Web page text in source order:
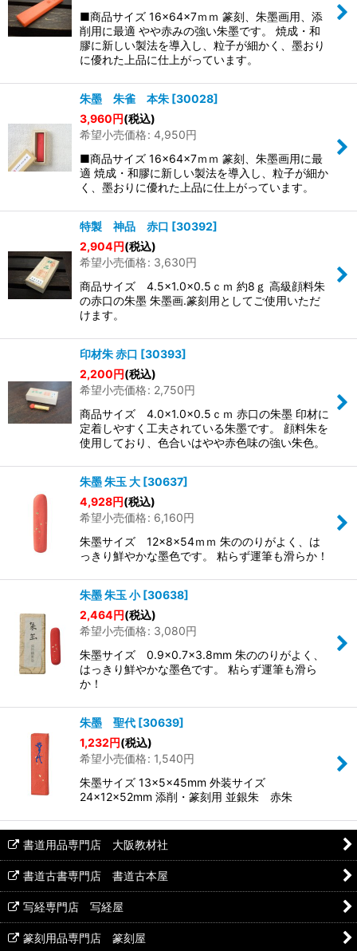
■商品サイズ 16×64×7ｍｍ 篆刻、朱墨画用、添
削用に最適 やや赤みの強い朱墨です。 焼成・和
膠に新しい製法を導入し、粒子が細かく、墨おり
に優れた上品に仕上がっています。
朱墨 朱雀 本朱 [30028]
3,960円(税込)
希望小売価格: 4,950円
■商品サイズ 16×64×7ｍｍ 篆刻、朱墨画用に最
適 焼成・和膠に新しい製法を導入し、粒子が細か
く、墨おりに優れた上品に仕上がっています。
特製 神品 赤口 [30392]
2,904円(税込)
希望小売価格: 3,630円
商品サイズ 4.5×1.0×0.5ｃｍ 約8ｇ 高級顔料朱
の赤口の朱墨 朱墨画.篆刻用としてご使用いただ
けます。
印材朱 赤口 [30393]
2,200円(税込)
希望小売価格: 2,750円
商品サイズ 4.0×1.0×0.5ｃｍ 赤口の朱墨 印材に
定着しやすく工夫されている朱墨です。 顔料朱を
使用しており、色合いはやや赤色味の強い朱色。
朱墨 朱玉 大 [30637]
4,928円(税込)
希望小売価格: 6,160円
朱墨サイズ 12×8×54ｍｍ 朱ののりがよく、は
っきり鮮やかな墨色です。 粘らず運筆も滑らか！
朱墨 朱玉 小 [30638]
2,464円(税込)
希望小売価格: 3,080円
朱墨サイズ 0.9×0.7×3.8mm 朱ののりがよく、
はっきり鮮やかな墨色です。 粘らず運筆も滑ら
か！
朱墨 聖代 [30639]
1,232円(税込)
希望小売価格: 1,540円
朱墨サイズ 13×5×45mm 外装サイズ
24×12×52mm 添削・篆刻用 並銀朱 赤朱
書道用品専門店 大阪教材社
書道古書専門店 書道古本屋
写経専門店 写経屋
篆刻用品専門店 篆刻屋